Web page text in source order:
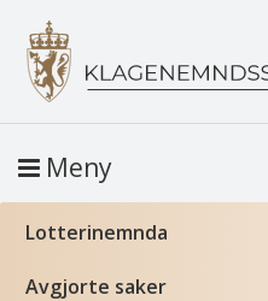
Meny
Lotterinemnda
Avgjorte saker